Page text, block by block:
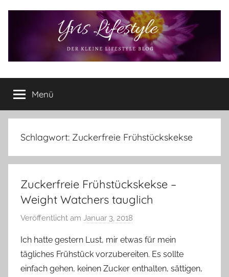
Yvis
Lifestyle
Lifestyle
Blog
–
Lifestyle,
Produkttests
vieles
mehr
Menü
Schlagwort: Zuckerfreie Frühstückskekse
Zuckerfreie Frühstückskekse –
Weight Watchers tauglich
Veröffentlicht am Januar 3, 2018
n
Y
v
Ich hatte gestern Lust, mir etwas für mein
tägliches Frühstück vorzubereiten. Es sollte
einfach gehen, keinen Zucker enthalten, sättigen,